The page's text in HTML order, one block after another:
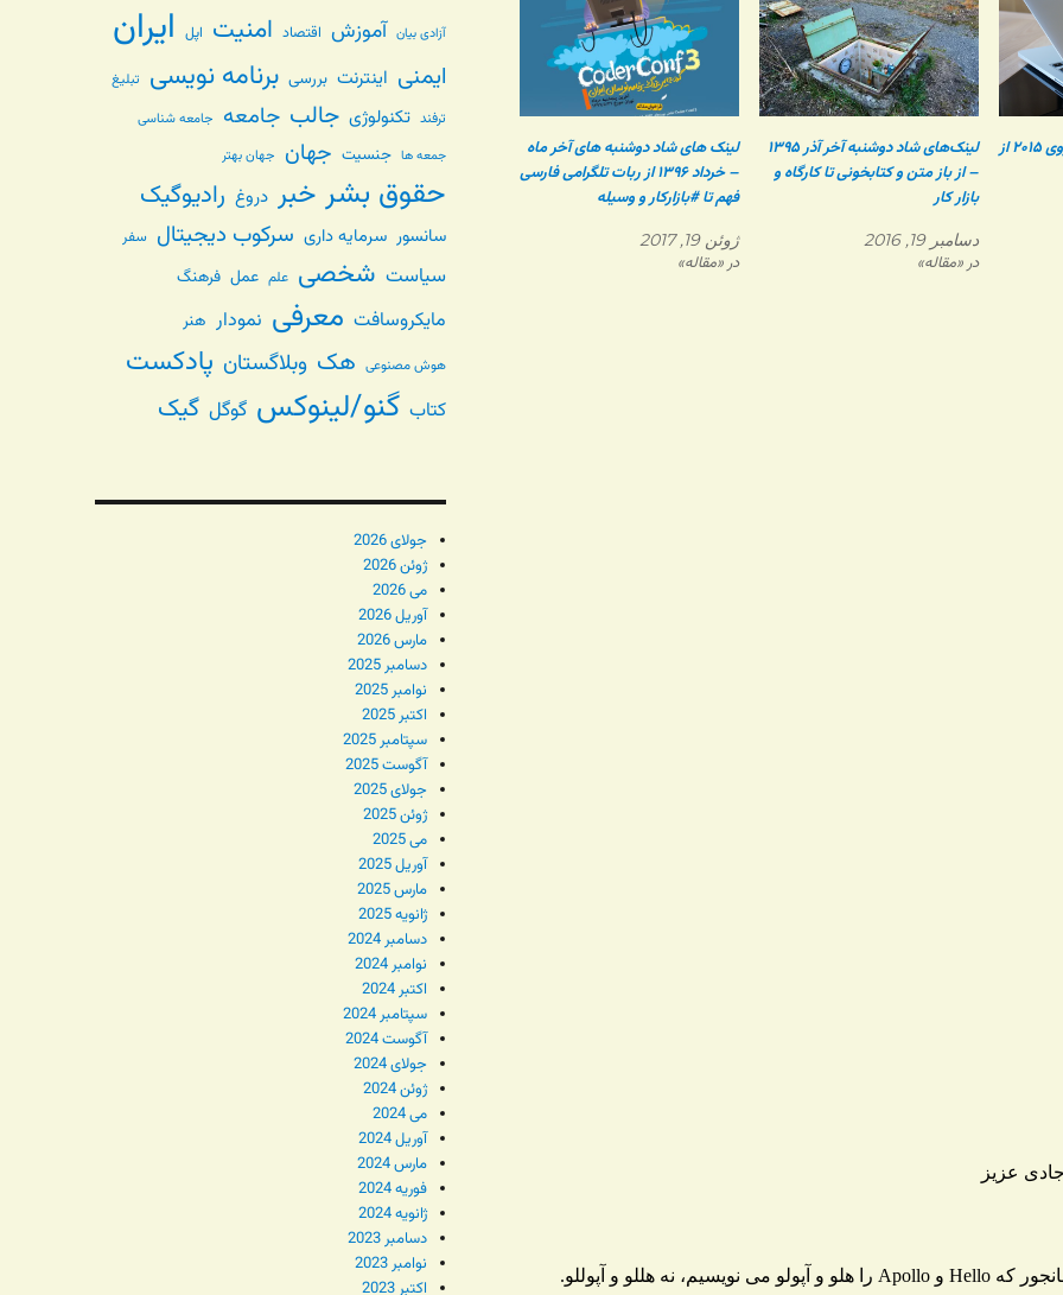
بررسی اجمالی مک بوک پروی ۲۰۱۵ از
لینک‌های شاد دوشنبه‌ آخر آذر ۱۳۹۵
– از باز متن و کتابخونی تا کارگاه و
بازار کار
دسامبر 19, 2016
در «مقاله»
لینک های شاد دوشنبه های آخر ماه
– خرداد ۱۳۹۶ از ربات تلگرامی فارسی
فهم تا #بازارکار و وسیله
ژوئن 19, 2017
در «مقاله»
آزادی بیان آموزش اقتصاد امنیت اپل ایران
ایمنی اینترنت بررسی برنامه نویسی تبلیغ
ترفند تکنولوژی جالب جامعه جامعه شناسی
جمعه ها جنسیت جهان جهان بهتر
حقوق بشر خبر دروغ رادیوگیک
سانسور سرمایه داری سرکوب دیجیتال سفر
سیاست شخصی علم عمل فرهنگ
مایکروسافت معرفی نمودار هنر
هوش مصنوعی هک وبلاگستان پادکست
کتاب گنو/لینوکس گوگل گیک
جولای 2026
ژوئن 2026
می 2026
آوریل 2026
مارس 2026
دسامبر 2025
نوامبر 2025
اکتبر 2025
سپتامبر 2025
آگوست 2025
جولای 2025
ژوئن 2025
می 2025
آوریل 2025
مارس 2025
ژانویه 2025
دسامبر 2024
نوامبر 2024
اکتبر 2024
سپتامبر 2024
آگوست 2024
جولای 2024
ژوئن 2024
می 2024
آوریل 2024
مارس 2024
فوریه 2024
ژانویه 2024
دسامبر 2023
نوامبر 2023
اکتبر 2023